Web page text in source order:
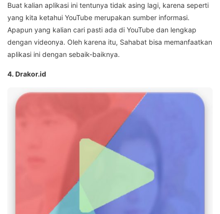
Buat kalian aplikasi ini tentunya tidak asing lagi, karena seperti
yang kita ketahui YouTube merupakan sumber informasi.
Apapun yang kalian cari pasti ada di YouTube dan lengkap
dengan videonya. Oleh karena itu, Sahabat bisa memanfaatkan
aplikasi ini dengan sebaik-baiknya.
4. Drakor.id